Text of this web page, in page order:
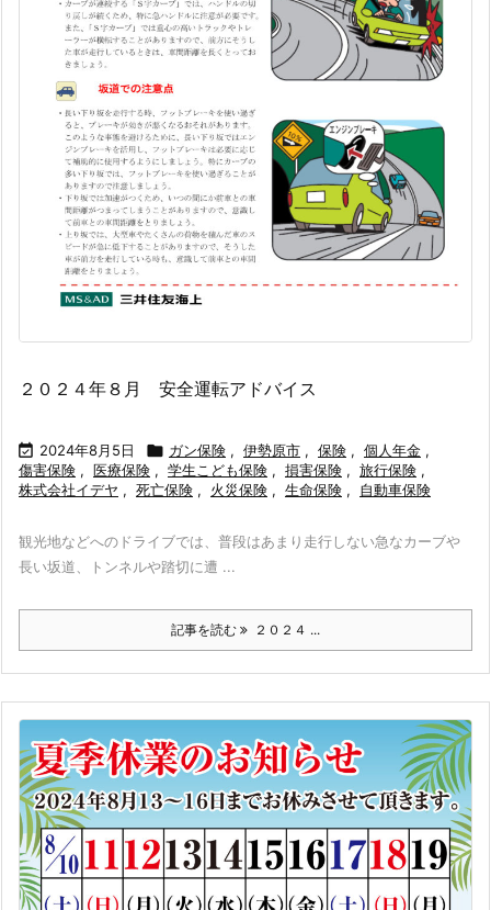
２０２４年８月 安全運転アドバイス
 2024年8月5日  ガン保険 , 伊勢原市 , 保険 , 個人年金 ,
傷害保険 , 医療保険 , 学生こども保険 , 損害保険 , 旅行保険 ,
株式会社イデヤ , 死亡保険 , 火災保険 , 生命保険 , 自動車保険
観光地などへのドライブでは、普段はあまり走行しない急なカーブや
長い坂道、トンネルや踏切に遭 ...
記事を読む ２０２４ ...